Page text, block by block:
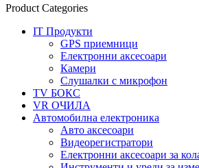
Product Categories
IT Продукти
GPS приемници
Електронни аксесоари
Камери
Слушалки с микрофон
TV БОКС
VR ОЧИЛА
Автомобилна електроника
Авто аксесоари
Видеорегистратори
Електронни аксесоари за